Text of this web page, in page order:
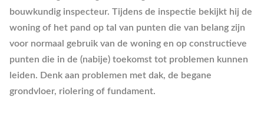
bouwkundig inspecteur. Tijdens de inspectie bekijkt hij de
woning of het pand op tal van punten die van belang zijn
voor normaal gebruik van de woning en op constructieve
punten die in de (nabije) toekomst tot problemen kunnen
leiden. Denk aan problemen met dak, de begane
grondvloer, riolering of fundament.